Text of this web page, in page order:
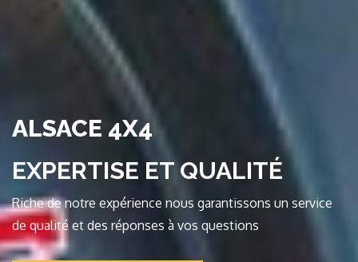
ALSACE 4X4
EXPERTISE ET QUALITÉ
Riche de notre expérience nous garantissons un service
de qualité et des réponses à vos questions